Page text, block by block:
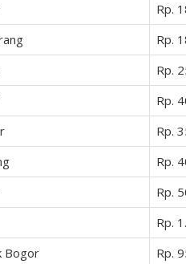
Rp.
Rp.
Rp.
Rp.
Rp.
Rp.
Rp.
Rp.
Bogor
Rp.